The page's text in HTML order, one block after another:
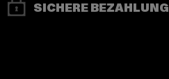
SICHERE BEZAHLUNG